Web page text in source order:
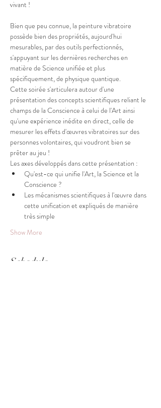
Bien que peu connue, la peinture vibratoire
possède bien des propriétés, aujourd'hui
mesurables, par des outils perfectionnés,
s'appuyant sur les dernières recherches en
matière de Science unifiée et plus
spécifiquement, de physique quantique.
Cette soirée s'articulera autour d'une
présentation des concepts scientifiques reliant le
champs de la Conscience à celui de l'Art ainsi
qu'une expérience inédite en direct, celle de
mesurer les effets d'œuvres vibratoires sur des
personnes volontaires, qui voudront bien se
prêter au jeu !
Les axes développés dans cette présentation :
Qu'est-ce qui unifie l'Art, la Science et la
Conscience ?
Les mécanismes scientifiques à l'œuvre dans
cette unification et expliqués de manière
très simple
Show More
Schedule